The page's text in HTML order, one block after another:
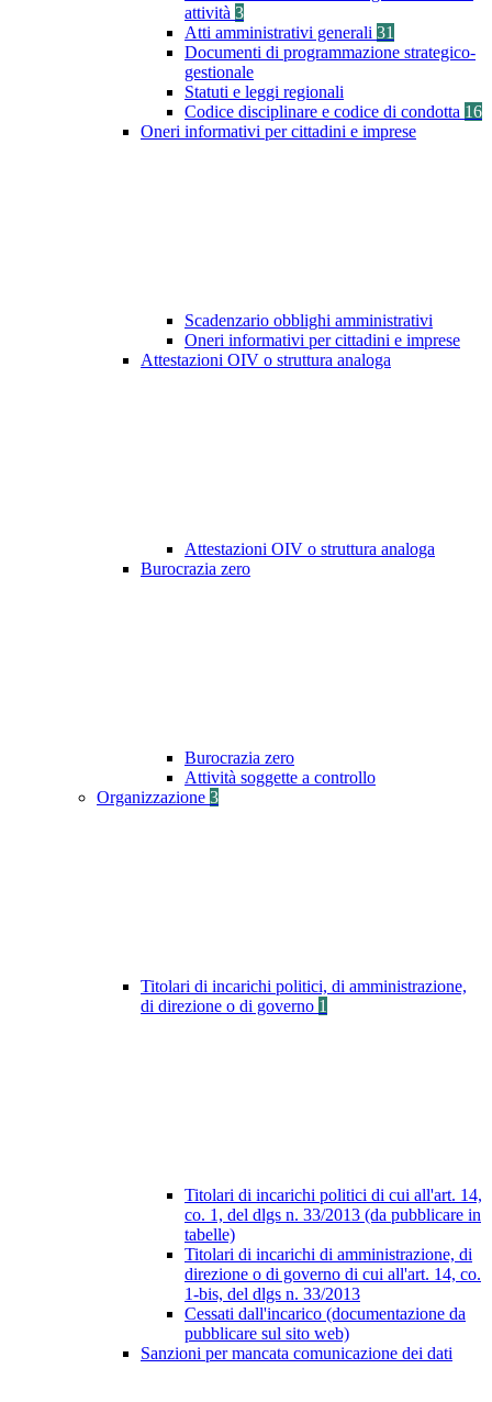
attività 3
Atti amministrativi generali 31
Documenti di programmazione strategico-
gestionale
Statuti e leggi regionali
Codice disciplinare e codice di condotta 16
Oneri informativi per cittadini e imprese
Scadenzario obblighi amministrativi
Oneri informativi per cittadini e imprese
Attestazioni OIV o struttura analoga
Attestazioni OIV o struttura analoga
Burocrazia zero
Burocrazia zero
Attività soggette a controllo
Organizzazione 3
Titolari di incarichi politici, di amministrazione,
di direzione o di governo 1
Titolari di incarichi politici di cui all'art. 14,
co. 1, del dlgs n. 33/2013 (da pubblicare in
tabelle)
Titolari di incarichi di amministrazione, di
direzione o di governo di cui all'art. 14, co.
1-bis, del dlgs n. 33/2013
Cessati dall'incarico (documentazione da
pubblicare sul sito web)
Sanzioni per mancata comunicazione dei dati